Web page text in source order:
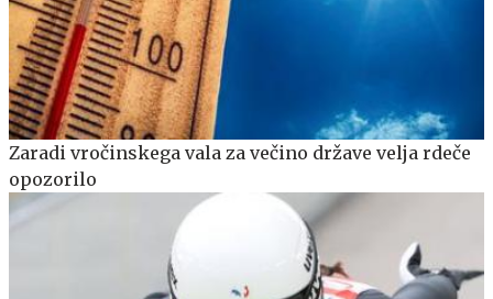
Zaradi vročinskega vala za večino države velja rdeče
opozorilo